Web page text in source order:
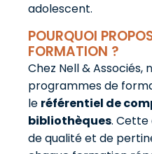
adolescent.
POURQUOI
FORMATION ?
Chez Nell & Associés,
programmes de
le référentiel de
bibliothèques. Cette
de qualité et de